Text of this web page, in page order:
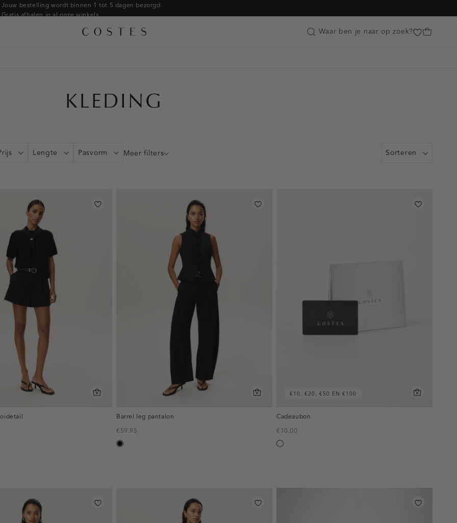
Jouw bestelling wordt binnen 1 tot 5 dagen bezorgd
Gratis afhalen in al onze winkels
Betaal zoals jij wilt: o.a. iDEAL | Wero, Riverty, Apple pay & creditcard
Customer Care
Waar ben je naar op zoek?
Armbanden
Ringen
KLEDING
Lengte Pasvorm Sorteren
Meer filters
Barrel leg pantalon
€59.95
zwart
€10, €20, €50 EN €100
Cadeaubon
€10.00
Silver